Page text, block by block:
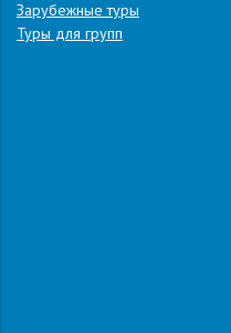
В СТОИМОСТЬ ТУРА ВХОДИТ:
транспортное обслуживание;
Зарубежные туры
Туры для групп